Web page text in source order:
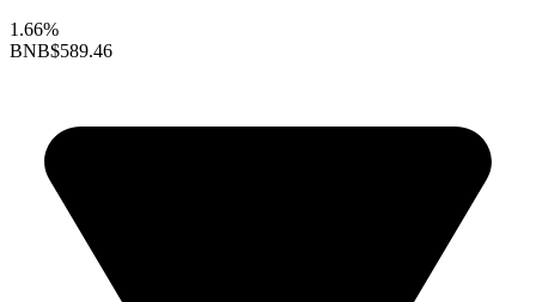
1.66%
BNB$589.46